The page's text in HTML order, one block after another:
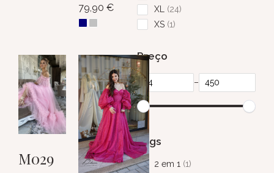
XL 24
XS 1
Preço
–
Tags
2 em 1
1
79,90 €
M029